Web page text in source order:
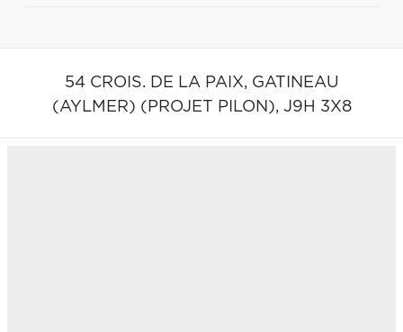
54 CROIS. DE LA PAIX, GATINEAU
(AYLMER) (PROJET PILON), J9H 3X8